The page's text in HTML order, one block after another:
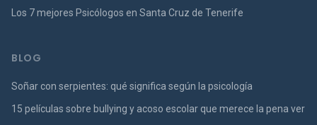
Los 7 mejores Psicólogos en Santa Cruz de Tenerife
BLOG
Soñar con serpientes: qué significa según la psicología
15 películas sobre bullying y acoso escolar que merece la pena ver